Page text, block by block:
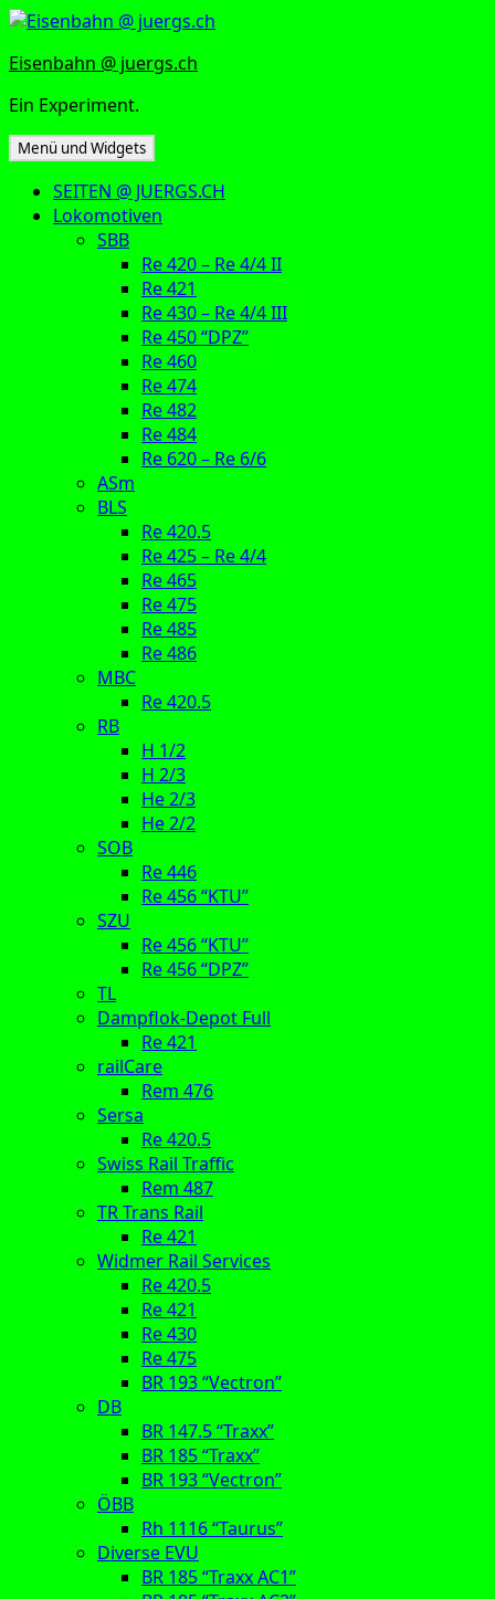
Zum
springen
Eisenbahn @ juergs.ch
Ein Experiment.
Menü und Widgets
SEITEN @ JUERGS.CH
Lokomotiven
SBB
Re 420 – Re 4/4 II
Re 421
Re 430 – Re 4/4 III
Re 450 “DPZ”
Re 460
Re 474
Re 482
Re 484
Re 620 – Re 6/6
ASm
BLS
Re 420.5
Re 425 – Re 4/4
Re 465
Re 475
Re 485
Re 486
MBC
Re 420.5
RB
H 1/2
H 2/3
He 2/3
He 2/2
SOB
Re 446
Re 456 “KTU”
SZU
Re 456 “KTU”
Re 456 “DPZ”
TL
Dampflok-Depot Full
Re 421
railCare
Rem 476
Sersa
Re 420.5
Swiss Rail Traffic
Rem 487
TR Trans Rail
Re 421
Widmer Rail Services
Re 420.5
Re 421
Re 430
Re 475
BR 193 “Vectron”
DB
BR 147.5 “Traxx”
BR 185 “Traxx”
BR 193 “Vectron”
ÖBB
Rh 1116 “Taurus”
Diverse EVU
BR 185 “Traxx AC1”